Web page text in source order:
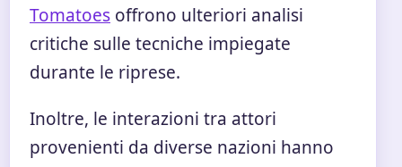
Tomatoes offrono ulteriori analisi
critiche sulle tecniche impiegate
durante le riprese.
Inoltre, le interazioni tra attori
provenienti da diverse nazioni hanno